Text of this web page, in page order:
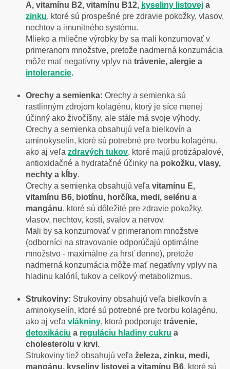
A, vitamínu B2, vitamínu B12, kyseliny listovej a
zinku, ktoré sú prospešné pre zdravie pokožky, vlasov,
nechtov a imunitného systému.
Mlieko a mliečne výrobky by sa mali konzumovať v
primeranom množstve, pretože nadmerná konzumácia
môže mať negatívny vplyv na trávenie, alergie a
intolerancie.
Orechy a semienka: Orechy a semienka sú
rastlinným zdrojom kolagénu, ktorý je síce menej
účinný ako živočíšny, ale stále má svoje výhody.
Orechy a semienka obsahujú veľa bielkovín a
aminokyselín, ktoré sú potrebné pre tvorbu kolagénu,
ako aj veľa zdravých tukov, ktoré majú protizápalové,
antioxidačné a hydratačné účinky na pokožku, vlasy,
nechty a kĺby.
Orechy a semienka obsahujú veľa vitamínu E,
vitamínu B6, biotínu, horčíka, medi, selénu a
mangánu, ktoré sú dôležité pre zdravie pokožky,
vlasov, nechtov, kostí, svalov a nervov.
Mali by sa konzumovať v primeranom množstve
(odborníci na stravovanie odporúčajú optimálne
množstvo - maximálne za hrsť denne), pretože
nadmerná konzumácia môže mať negatívny vplyv na
hladinu kalórií, tukov a celkový metabolizmus.
Strukoviny: Strukoviny obsahujú veľa bielkovín a
aminokyselín, ktoré sú potrebné pre tvorbu kolagénu,
ako aj veľa vlákniny, ktorá podporuje trávenie,
detoxikáciu a reguláciu hladiny cukru a
cholesterolu v krvi.
Strukoviny tiež obsahujú veľa železa, zinku, medi,
mangánu, kyseliny listovej a vitamínu B6, ktoré sú